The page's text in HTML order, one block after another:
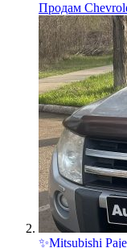
Продам
✨Mitsubishi